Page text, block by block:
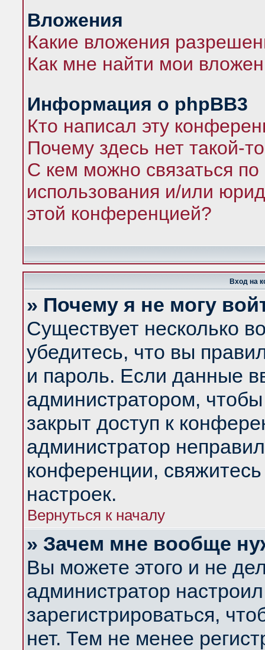
Вложения
Какие вложения
Как мне найти мои
Информация о phpBB3
Кто написал эту
Почему здесь нет такой-
С кем можно связаться по
использования и/или
этой конференцией?
Вход на
» Почему я не могу
Существует несколько
убедитесь, что вы
и пароль. Если данные
администратором,
закрыт доступ к
администратор
конференции,
настроек.
Вернуться к началу
» Зачем мне вообще
Вы можете этого и не
администратор
зарегистрироваться,
нет. Тем не менее